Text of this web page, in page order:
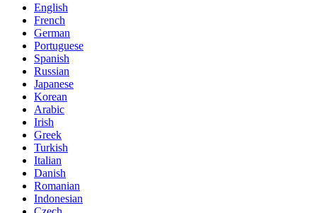
English
French
German
Portuguese
Spanish
Russian
Japanese
Korean
Arabic
Irish
Greek
Turkish
Italian
Danish
Romanian
Indonesian